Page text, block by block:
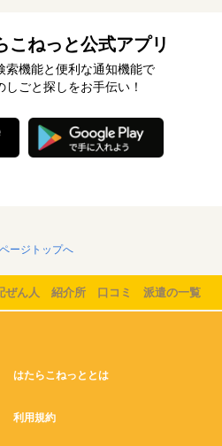
こねっと公式アプリ
索機能と便利な通知機能で
しごと探しをお手伝い！
ページトップへ
ぜん人 紹介所 口コミ 派遣の一覧
はたらこねっととは
利用規約